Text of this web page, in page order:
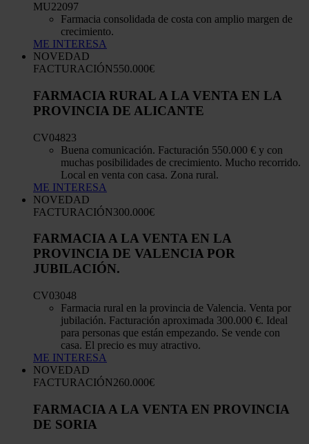
MU22097
Farmacia consolidada de costa con amplio margen de
crecimiento.
ME INTERESA
NOVEDAD
FACTURACIÓN550.000€
FARMACIA RURAL A LA VENTA EN LA
PROVINCIA DE ALICANTE
CV04823
Buena comunicación. Facturación 550.000 € y con
muchas posibilidades de crecimiento. Mucho recorrido.
Local en venta con casa. Zona rural.
ME INTERESA
NOVEDAD
FACTURACIÓN300.000€
FARMACIA A LA VENTA EN LA
PROVINCIA DE VALENCIA POR
JUBILACIÓN.
CV03048
Farmacia rural en la provincia de Valencia. Venta por
jubilación. Facturación aproximada 300.000 €. Ideal
para personas que están empezando. Se vende con
casa. El precio es muy atractivo.
ME INTERESA
NOVEDAD
FACTURACIÓN260.000€
FARMACIA A LA VENTA EN PROVINCIA
DE SORIA